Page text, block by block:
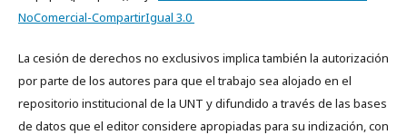
NoComercial-CompartirIgual 3.0
La cesión de derechos no exclusivos implica también la autorización
por parte de los autores para que el trabajo sea alojado en el
repositorio institucional de la UNT y difundido a través de las bases
de datos que el editor considere apropiadas para su indización, con